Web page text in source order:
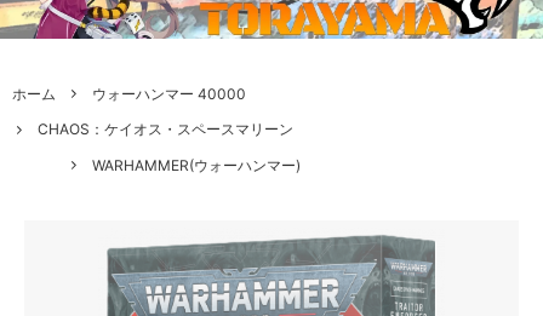
ホーム
ウォーハンマー 40000
CHAOS：ケイオス・スペースマリーン
WARHAMMER(ウォーハンマー)